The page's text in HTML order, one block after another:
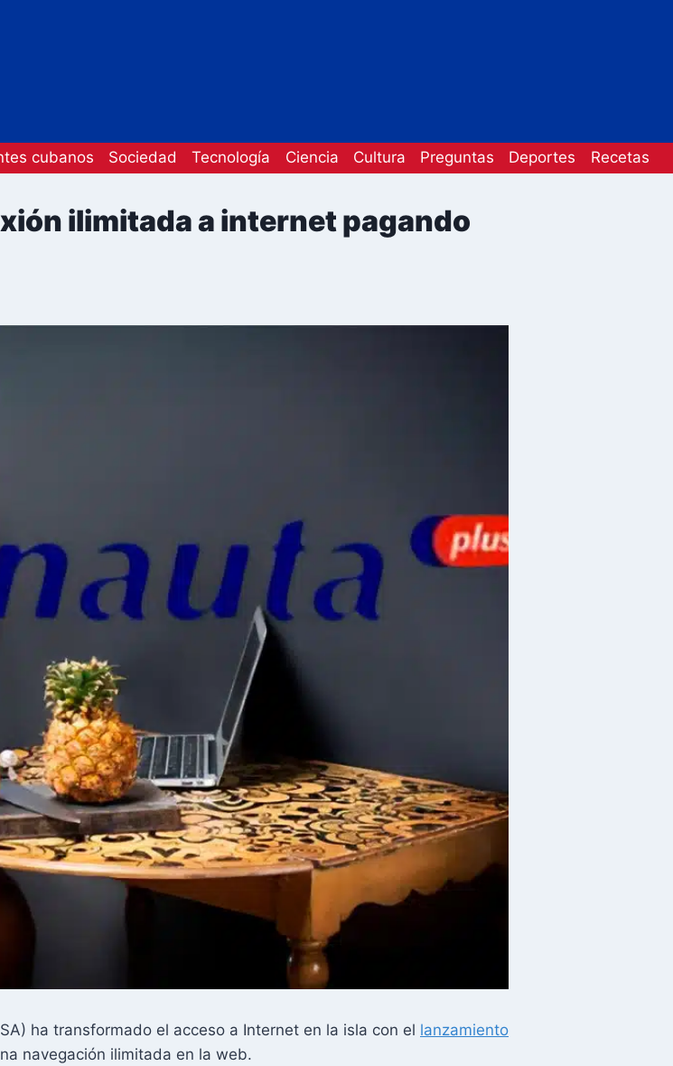
cubanos Sociedad Tecnología Ciencia Cultura Preguntas Deportes Recetas
ilimitada a internet pagando
ha transformado el acceso a Internet en la isla con el lanzamiento
navegación ilimitada en la web.